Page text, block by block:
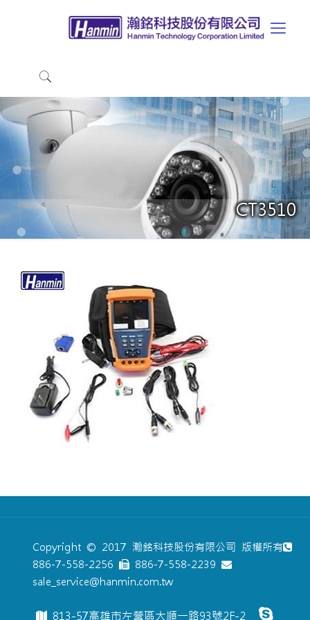
CT3510
Copyright © 2017 瀚銘科技股份有限公司 版權所有
886-7-558-2256
886-7-558-2239
sale_service@hanmin.com.tw
813-57高雄市左營區大順一路93號2F-2